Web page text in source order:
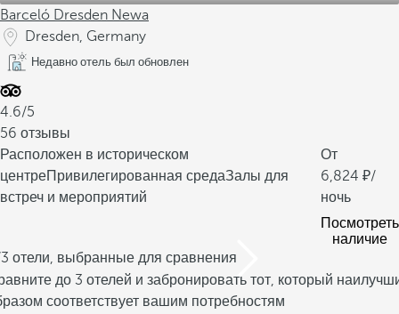
Barceló Dresden Newa
Dresden, Germany
Недавно отель был обновлен
4.6/5
56 отзывы
Расположен в историческом
центреПривилегированная средаЗалы для
встреч и мероприятий
От
6,824
/
ночь
Посмотреть
наличие
отели, выбранные для сравнения
до 3 отелей и забронировать тот, который
соответствует вашим потребностям